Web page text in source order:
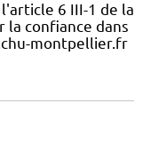
6 III-1 de la
la confiance dans
montpellier.fr